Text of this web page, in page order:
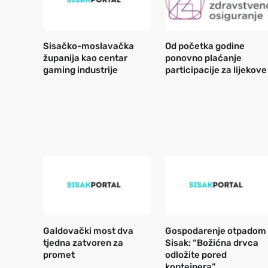
Sisačko-moslavačka
županija kao centar
gaming industrije
Od početka godine
ponovno plaćanje
participacije za lijekove
Galdovački most dva
tjedna zatvoren za
promet
Gospodarenje otpadom
Sisak: “Božićna drvca
odložite pored